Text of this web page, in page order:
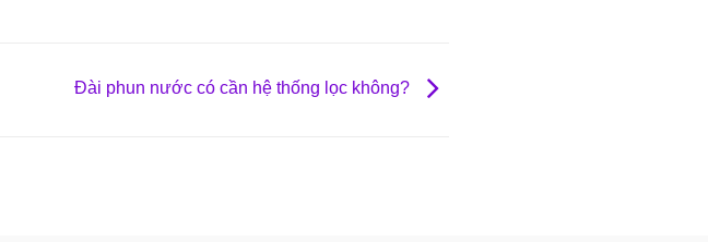
Đài phun nước có cần hệ thống lọc không?